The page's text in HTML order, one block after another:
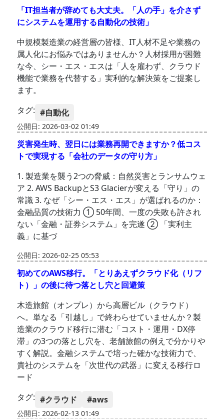
「IT担当者が辞めても大丈夫。「人の手」を介さず
にシステムを運用する自動化の技術」
中規模製造業の経営層の皆様、IT人材不足や業務の
属人化にお悩みではありませんか？人材採用が困難
な今、シー・エス・エスは「人を雇わず、クラウド
機能で業務を代替する」実利的な解決策をご提案し
ます。
タグ: #自動化
公開日: 2026-03-02 01:49
災害発生時、翌日には業務再開できますか？低コス
トで実現する「会社のデータの守り方」
1. 製造業を襲う2つの脅威：自然災害とランサムウェ
ア 2. AWS BackupとS3 Glacierが変える「守り」の
常識 3. なぜ「シー・エス・エス」が選ばれるのか：
金融品質の技術力 ① 50年間、一度の失敗も許され
ない「金融・証券システム」を完遂 ② 「実利主
義」に基づ
公開日: 2026-02-25 05:53
初めてのAWS移行。「とりあえずクラウド化（リフ
ト）」の後に待つ落とし穴と回避策
木造旅館（オンプレ）から高層ビル（クラウド）
へ。単なる「引越し」で終わらせていませんか？製
造業のクラウド移行に潜む「コスト・運用・DX停
滞」の3つの落とし穴を、老舗旅館の例えで分かりや
すく解説。金融システムで培った確かな技術力で、
貴社のシステムを「次世代の武器」に変える移行ロ
ード
タグ: #クラウド #aws
公開日: 2026-02-13 01:49